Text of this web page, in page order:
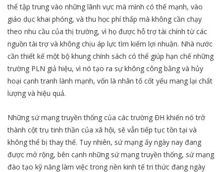
thể tập trung vào những lãnh vực mà mình có thế mạnh, vào
giáo dục khai phóng, và thu học phí thấp mà không cần chạy
theo nhu cầu của thị trường, vì họ được hỗ trợ tài chính từ các
nguồn tài trợ và không chịu áp lực tìm kiếm lợi nhuận. Nhà nước
cần thiết kế một bộ khung chính sách có thể giúp hạn chế những
trường PLN giả hiệu, vì nó tạo ra sự không công bằng và hủy
hoại cạnh tranh lành mạnh, vốn là nhân tố cốt yếu mang lại chất
lượng và hiệu quả.
Những sứ mạng truyền thống của các trường ĐH khiến nó trở
thành cột trụ tinh thần của xã hội, sẽ vẫn tiếp tục tồn tại và
không thể bị thay thế. Tuy nhiên, sứ mạng ấy ngày nay đang
được mở rộng, bên cạnh những sứ mạng truyền thống, sứ mạng
đào tạo kỹ năng làm việc trong nền kinh tế tri thức đang ngày